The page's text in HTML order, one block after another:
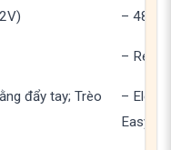
đẩy tay; Trèo
– 48V/
–
–
Easy